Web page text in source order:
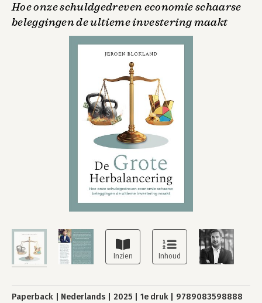
Hoe onze schuldgedreven economie schaarse
beleggingen de ultieme investering maakt
Paperback Nederlands 2025 1e druk 9789083598888